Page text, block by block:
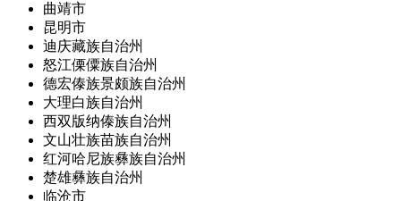
曲靖市
昆明市
迪庆藏族自治州
怒江傈僳族自治州
德宏傣族景颇族自治州
大理白族自治州
西双版纳傣族自治州
文山壮族苗族自治州
红河哈尼族彝族自治州
楚雄彝族自治州
临沧市